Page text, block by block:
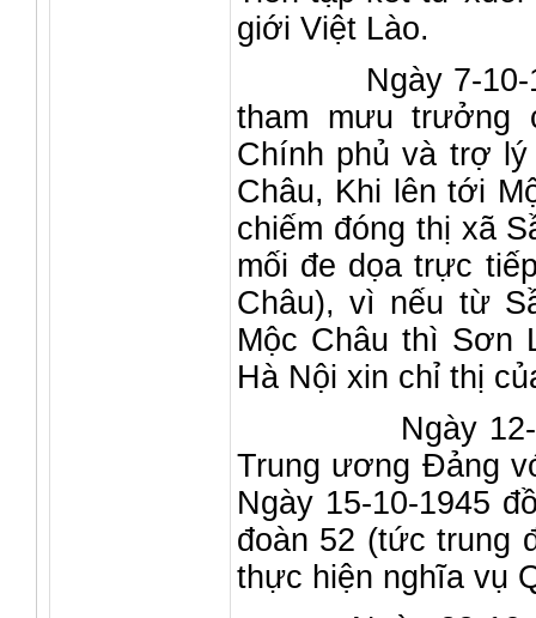
giới Việt Lào.
Ngày 7-10-
tham mưu trưởng
Chính phủ và trợ lý
Châu, Khi lên tới
chiếm đóng thị xã
mối đe dọa trực
Châu), vì nếu từ
Mộc Châu thì Sơn
Hà Nội xin chỉ thị
Ngày 12-10-
Trung ương Đảng
Ngày 15-10-1945
đoàn 52 (tức trung
thực hiện nghĩa vụ